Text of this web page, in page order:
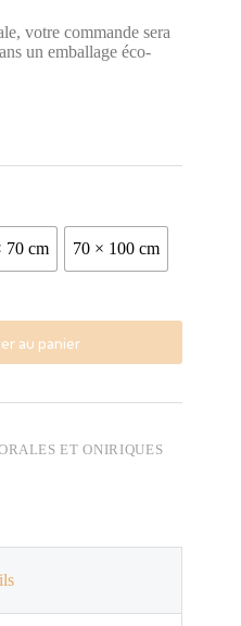
votre commande sera
un emballage éco-
70 cm 70 × 100 cm
au panier
ET ONIRIQUES